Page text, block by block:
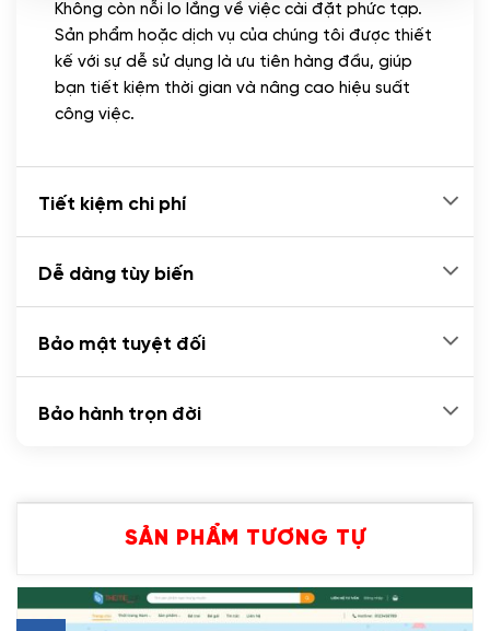
CÀI ĐẶT PLUGINS
Cài đặt plugin theo yêu cầu
(+100.000 VND)
Cài plugin xử lý thanh toán tự động qua
Không còn nỗi lo lắng về việc cài đặt phức tạp.
Sản phẩm hoặc dịch vụ của chúng tôi được thiết
kế với sự dễ sử dụng là ưu tiên hàng đầu, giúp
bạn tiết kiệm thời gian và nâng cao hiệu suất
công việc.
Tiết kiệm chi phí
Dễ dàng tùy biến
Bảo mật tuyệt đối
Bảo hành trọn đời
SẢN PHẨM TƯƠNG TỰ